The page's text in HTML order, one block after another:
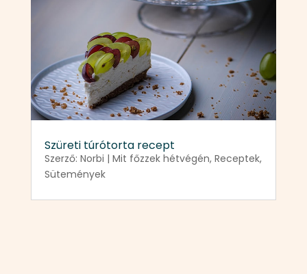
Szüreti túrótorta recept
Szerző: Norbi | Mit főzzek hétvégén, Receptek,
Sütemények